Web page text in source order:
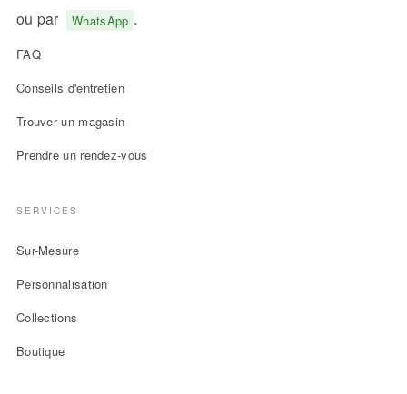
ou par WhatsApp .
FAQ
Conseils d'entretien
Trouver un magasin
Prendre un rendez-vous
SERVICES
Sur-Mesure
Personnalisation
Collections
Boutique